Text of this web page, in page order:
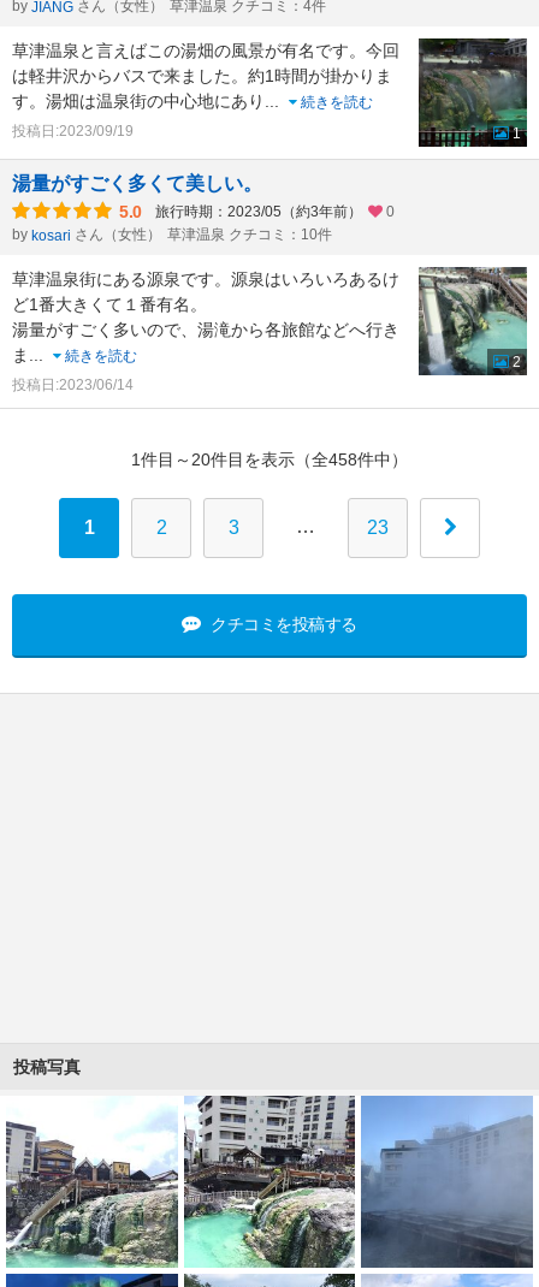
by JIANG さん（女性） 草津温泉 クチコミ：4件
草津温泉と言えばこの湯畑の風景が有名です。今回
は軽井沢からバスで来ました。約1時間が掛かりま
す。湯畑は温泉街の中心地にあり
続きを読む
投稿日:2023/09/19
1
湯量がすごく多くて美しい。
5.0 旅行時期：2023/05（約3年前）
0
by kosari さん（女性） 草津温泉 クチコミ：10件
草津温泉街にある源泉です。源泉はいろいろあるけ
ど1番大きくて１番有名。
湯量がすごく多いので、湯滝から各旅館などへ行き
ま
続きを読む
投稿日:2023/06/14
2
1件目～20件目を表示（全458件中）
1 2 3 … 23
クチコミを投稿する
投稿写真